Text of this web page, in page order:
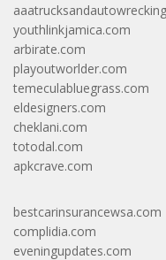
youthlinkjamica.com
arbirate.com
playoutworlder.com
temeculabluegrass.com
eldesigners.com
cheklani.com
totodal.com
apkcrave.com
bestcarinsurancewsa.com
complidia.com
eveningupdates.com